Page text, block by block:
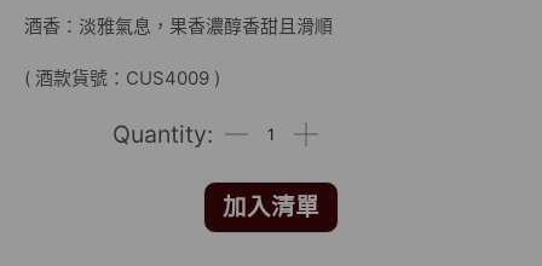
酒香：淡雅氣息，果香濃醇香甜且滑順
( 酒款貨號：CUS4009 )
加入清單